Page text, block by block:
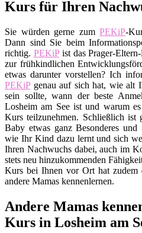
Kurs für Ihren
Sie würden gerne zumPEKiP-
Dann sind Sie beim
richtig. PEKiPist das Prager-
zur frühkindlichen
etwas darunter vorstellen? Ich
PEKiPgenau auf sich hat, wie alt
sein sollte, wann der beste
Losheim am See ist und warum
Kurs teilzunehmen. Schließlich ist
Baby etwas ganz Besonderes
wie Ihr Kind dazu lernt und sich
Ihren Nachwuchs dabei, auch im
stets neu hinzukommenden
Kurs bei Ihnen vor Ort hat zudem
andere Mamas kennenlernen.
Andere Mamas
Kurs in Losheim am